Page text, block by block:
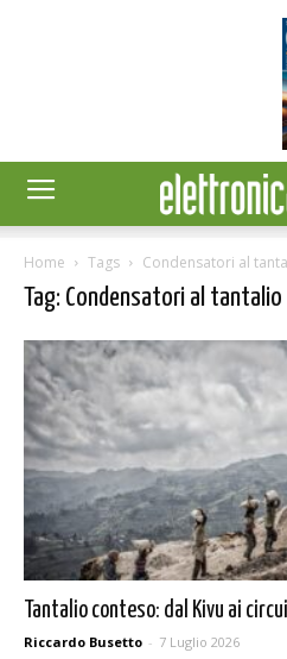
Home Tags Condensatori al
Tag: Condensatori al tantalio
Tantalio conteso: dal Kivu ai
Riccardo Busetto - 7 Luglio 2026